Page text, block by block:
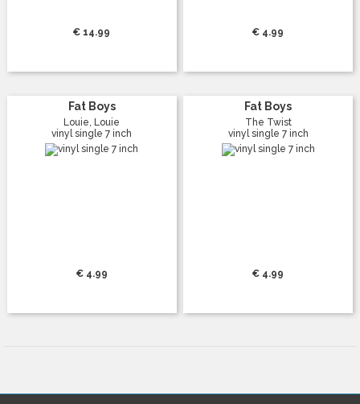
€ 14.99 € 4.99
Fat Boys
Louie, Louie
vinyl single 7 inch
€ 4.99
Fat Boys
The Twist
vinyl single 7 inch
€ 4.99